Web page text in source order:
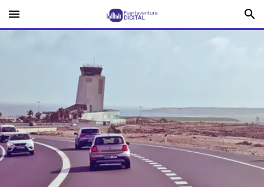
menu search